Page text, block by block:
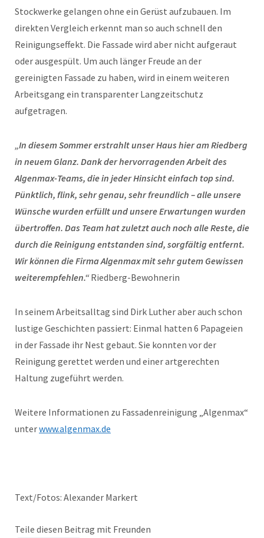
Stockwerke gelangen ohne ein Gerüst aufzubauen. Im
direkten Vergleich erkennt man so auch schnell den
Reinigungseffekt. Die Fassade wird aber nicht aufgeraut
oder ausgespült. Um auch länger Freude an der
gereinigten Fassade zu haben, wird in einem weiteren
Arbeitsgang ein transparenter Langzeitschutz
aufgetragen.
„In diesem Sommer erstrahlt unser Haus hier am Riedberg
in neuem Glanz. Dank der hervorragenden Arbeit des
Algenmax-Teams, die in jeder Hinsicht einfach top sind.
Pünktlich, flink, sehr genau, sehr freundlich – alle unsere
Wünsche wurden erfüllt und unsere Erwartungen wurden
übertroffen. Das Team hat zuletzt auch noch alle Reste, die
durch die Reinigung entstanden sind, sorgfältig entfernt.
Wir können die Firma Algenmax mit sehr gutem Gewissen
weiterempfehlen.“Riedberg-Bewohnerin
In seinem Arbeitsalltag sind Dirk Luther aber auch schon
lustige Geschichten passiert: Einmal hatten 6 Papageien
in der Fassade ihr Nest gebaut. Sie konnten vor der
Reinigung gerettet werden und einer artgerechten
Haltung zugeführt werden.
Weitere Informationen zu Fassadenreinigung „Algenmax“
unterwww.algenmax.de
Text/Fotos: Alexander Markert
Teile diesen Beitrag mit Freunden